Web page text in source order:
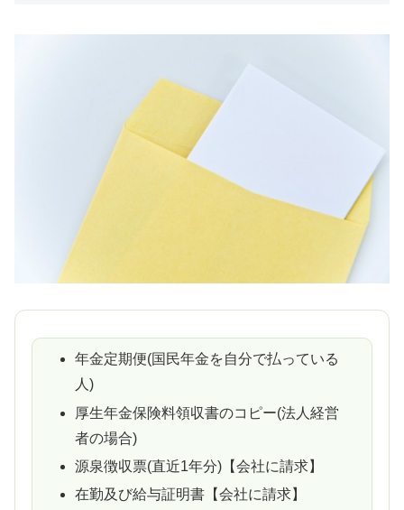
年金定期便(国民年金を自分で払っている
人)
厚生年金保険料領収書のコピー(法人経営
者の場合)
源泉徴収票(直近1年分)【会社に請求】
在勤及び給与証明書【会社に請求】